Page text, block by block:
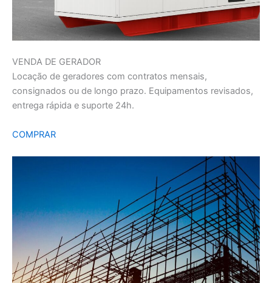
VENDA DE GERADOR
Locação de geradores com contratos mensais,
consignados ou de longo prazo. Equipamentos revisados,
entrega rápida e suporte 24h.
COMPRAR